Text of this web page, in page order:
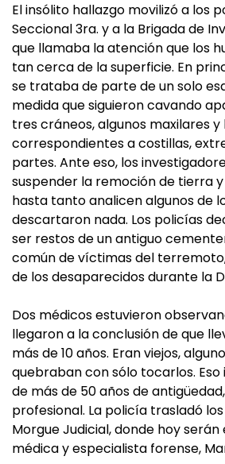
El insólito hallazgo movilizó a los
Seccional 3ra. y a la Brigada de
que llamaba la atención que los
tan cerca de la superficie. En
se trataba de parte de un solo
medida que siguieron cavando
tres cráneos, algunos maxilares y
correspondientes a costillas,
partes. Ante eso, los
suspender la remoción de tierra
hasta tanto analicen algunos de
descartaron nada. Los policías
ser restos de un antiguo
común de víctimas del
de los desaparecidos durante la
Dos médicos estuvieron
llegaron a la conclusión de que
más de 10 años. Eran viejos,
quebraban con sólo tocarlos.
de más de 50 años de
profesional. La policía trasladó
Morgue Judicial, donde hoy
médica y especialista forense,